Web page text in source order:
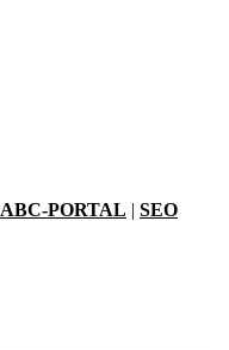
ABC-PORTAL | SEO